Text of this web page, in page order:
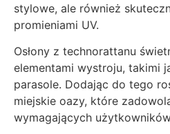
stylowe, ale również
promieniami UV.
Osłony z technorattanu
elementami wystroju, takimi
parasole. Dodając do tego
miejskie oazy, które
wymagających